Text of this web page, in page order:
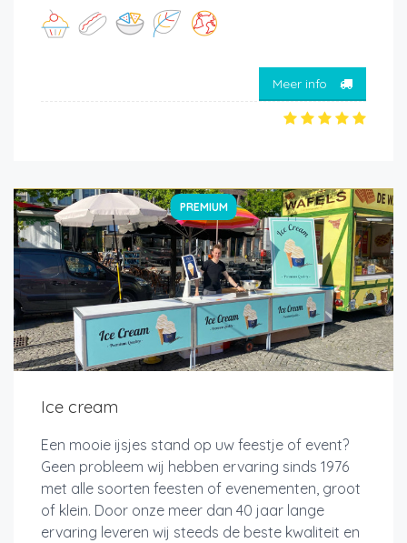
Meer info
PREMIUM
Ice cream
Een mooie ijsjes stand op uw feestje of event?
Geen probleem wij hebben ervaring sinds 1976
met alle soorten feesten of evenementen, groot
of klein. Door onze meer dan 40 jaar lange
ervaring leveren wij steeds de beste kwaliteit en